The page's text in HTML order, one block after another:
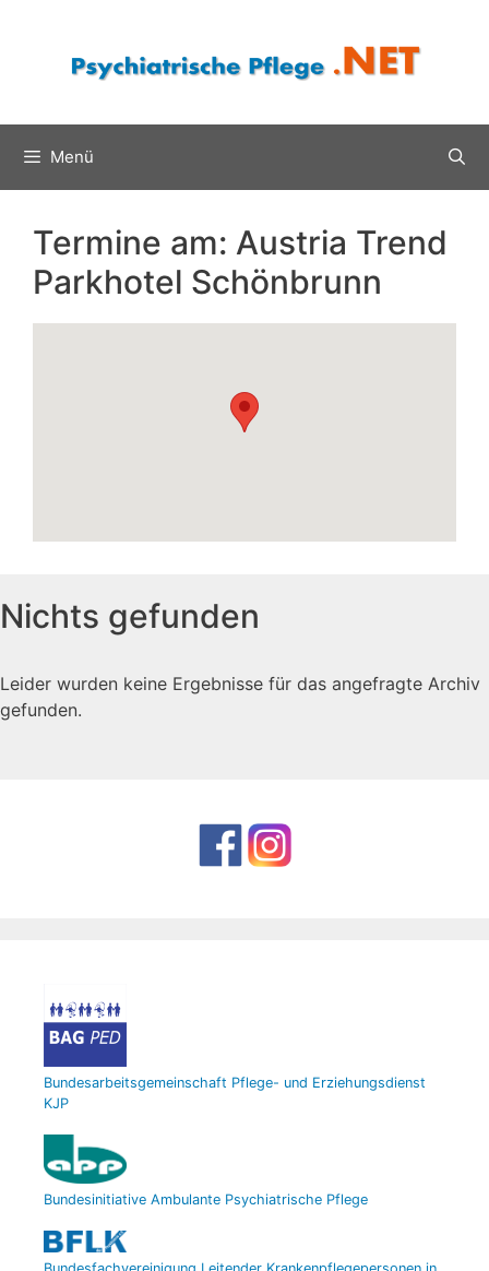
Menü
Termine am: Austria Trend
Parkhotel Schönbrunn
Nichts gefunden
Leider wurden keine Ergebnisse für das angefragte Archiv
gefunden.
Bundesarbeitsgemeinschaft Pflege- und Erziehungsdienst
KJP
Bundesinitiative Ambulante Psychiatrische Pflege